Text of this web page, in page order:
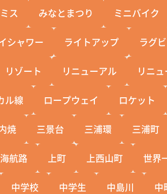
ミス みなとまつり ミニバイク
シャワー ライトアップ ラグ
リゾート リニューアル リニ
ル線 ロープウェイ ロケット
焼 三景台 三浦環 三浦町
海航路 上町 上西山町 世界
中学校 中学生 中島川 中